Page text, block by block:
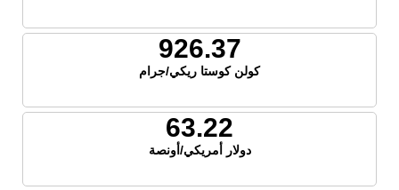
926.37
كولن كوستا ريكي/جرام
63.22
دولار أمريكي/أونصة